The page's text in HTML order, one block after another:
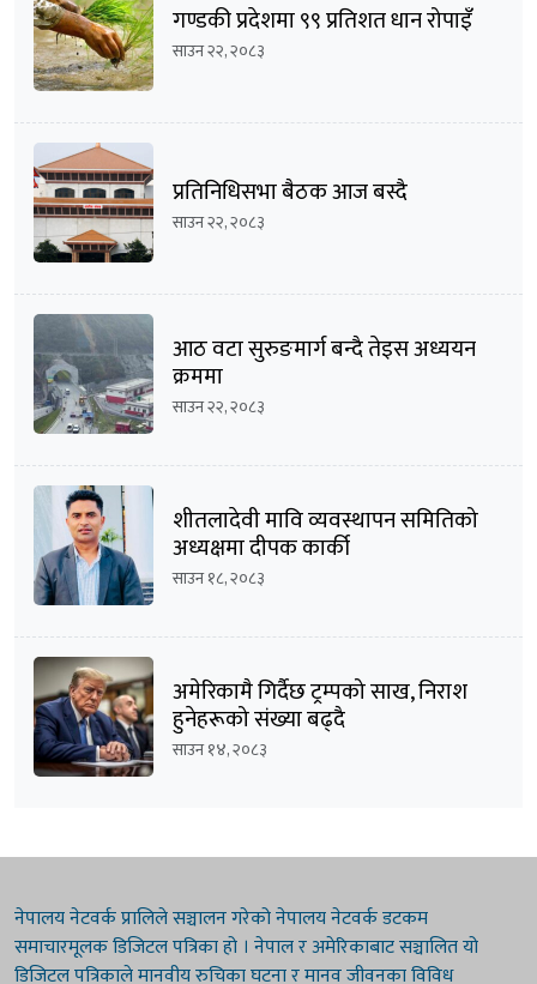
गण्डकी प्रदेशमा ९९ प्रतिशत धान रोपाइँ
साउन २२, २०८३
प्रतिनिधिसभा बैठक आज बस्दै
साउन २२, २०८३
आठ वटा सुरुङमार्ग बन्दै तेइस अध्ययन
क्रममा
साउन २२, २०८३
शीतलादेवी मावि व्यवस्थापन समितिको
अध्यक्षमा दीपक कार्की
साउन १८, २०८३
अमेरिकामै गिर्दैछ ट्रम्पको साख, निराश
हुनेहरूको संख्या बढ्दै
साउन १४, २०८३
नेपालय नेटवर्क प्रालिले सञ्चालन गरेको नेपालय नेटवर्क डटकम
समाचारमूलक डिजिटल पत्रिका हो । नेपाल र अमेरिकाबाट सञ्चालित यो
डिजिटल पत्रिकाले मानवीय रुचिका घटना र मानव जीवनका विविध